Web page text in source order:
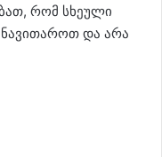
რომ სხეული
და არა